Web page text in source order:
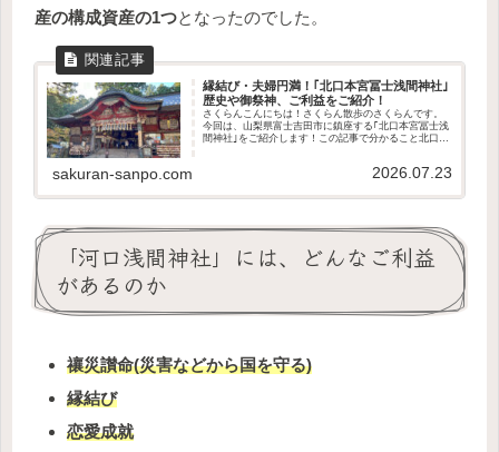
産の構成資産の1つとなったのでした。
縁結び・夫婦円満！｢北口本宮冨士浅間神社｣
歴史や御祭神、ご利益をご紹介！
さくらんこんにちは！さくらん散歩のさくらんです。
今回は、山梨県富士吉田市に鎮座する｢北口本宮冨士浅
間神社｣をご紹介します！この記事で分かること北口本
sakuran-sanpo.com 2026.07.23
「河口浅間神社」には、どんなご利益
があるのか
禳災讃命(災害などから国を守る)
縁結び
恋愛成就